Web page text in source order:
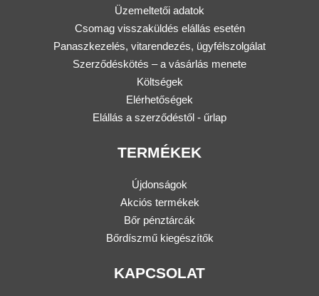
Üzemeltetői adatok
Csomag visszaküldés elállás esetén
Panaszkezelés, vitarendezés, ügyfélszolgálat
Szerződéskötés – a vásárlás menete
Költségek
Elérhetőségek
Elállás a szerződéstől - űrlap
TERMÉKEK
Újdonságok
Akciós termékek
Bőr pénztárcák
Bőrdíszmű kiegészítők
KAPCSOLAT